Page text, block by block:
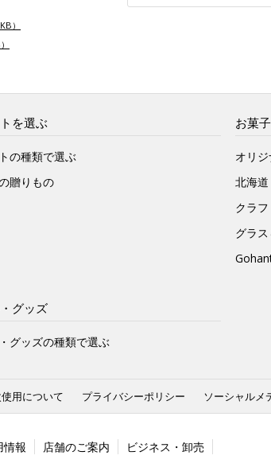
）
を選ぶ
の種類で選ぶ
贈りもの
お菓
オリ
北海
クラ
グラ
グッズ
グッズの種類で選ぶ
用について プライバシーポリシー ソーシャルメ
情報 店舗のご案内 ビジネス・卸売